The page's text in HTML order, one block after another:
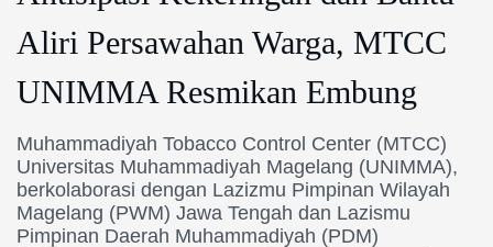
Aliri Persawahan Warga, MTCC
UNIMMA Resmikan Embung
Muhammadiyah Tobacco Control Center (MTCC)
Universitas Muhammadiyah Magelang (UNIMMA),
berkolaborasi dengan Lazizmu Pimpinan Wilayah
Magelang (PWM) Jawa Tengah dan Lazismu
Pimpinan Daerah Muhammadiyah (PDM)